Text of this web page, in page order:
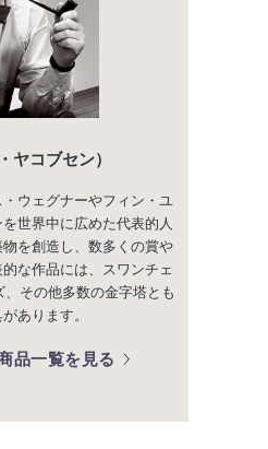
ヤコブセン）
ウェグナーやフィン・ユ
世界中に広めた代表的人
を創造し、数多くの賞や
な作品には、スワンチェ
その他多数の金字塔とも
あります。
品一覧を見る